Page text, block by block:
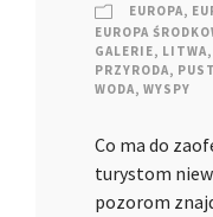
EUROPA,
EUROPA
GALERIE, LITWA,
PRZYRODA,
WODA, WYSPY
Co ma do
turystom
pozorom